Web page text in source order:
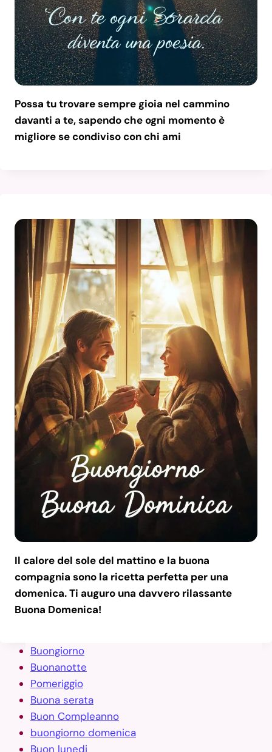
Possa tu trovare sempre gioia nel cammino
davanti a te, sapendo che ogni momento è
migliore se condiviso con chi ami
Il calore del sole del mattino e la buona
compagnia sono la ricetta perfetta per una
domenica. Ti auguro una davvero rilassante
Buona Domenica!
Buongiorno
Buonanotte
Pomeriggio
Buona serata
Buon Compleanno
buongiorno domenica
Buon lunedi